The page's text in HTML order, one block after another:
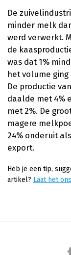
De
minder melk
werd verwerkt.
de
was dat 1%
het volume ging
De productie
daalde met 4%
met 2%. De
magere
24% onderuit
export.
Heb je een tip,
artikel? Laat het